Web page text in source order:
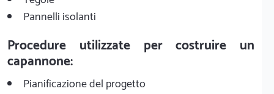
Pannelli isolanti
Procedure utilizzate per costruire un
capannone:
Pianificazione del progetto